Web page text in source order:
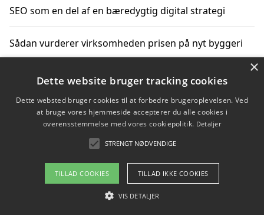
SEO som en del af en bæredygtig digital strategi
Sådan vurderer virksomheden prisen på nyt byggeri
Sådan får du hjælp til en hjemmeside uden binding
Copyright 2026 - Pilanto Aps
Om / kontakt
Blog Betingelser
×
Dette website bruger tracking cookies
Dette websted bruger cookies til at forbedre brugeroplevelsen. Ved
at bruge vores hjemmeside accepterer du alle cookies i
overensstemmelse med vores cookiepolitik. Detaljer
STRENGT NØDVENDIGE
TILLAD COOKIES TILLAD IKKE COOKIES
VIS DETALJER